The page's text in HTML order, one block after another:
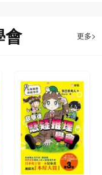
會 更多>